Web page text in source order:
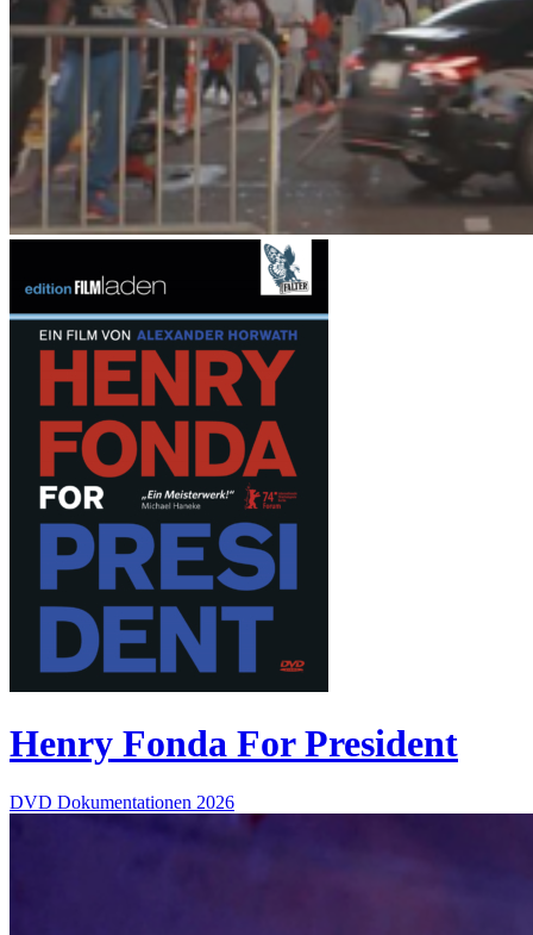
Henry Fonda For President
DVD Dokumentationen 2026